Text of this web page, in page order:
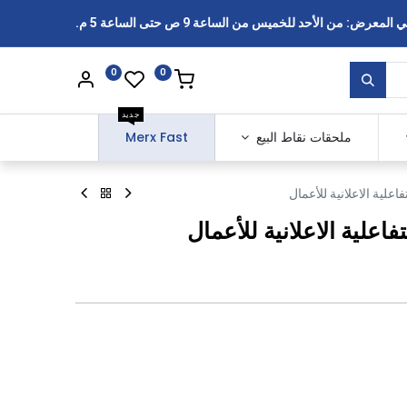
من الأحد للخميس من الساعة 9 ص حتى الساعة 5 م.
0
0
ملحقات نقاط البيع Merx Fast
جديد
الاعلانية للأعمال
الاعلانية للأعمال